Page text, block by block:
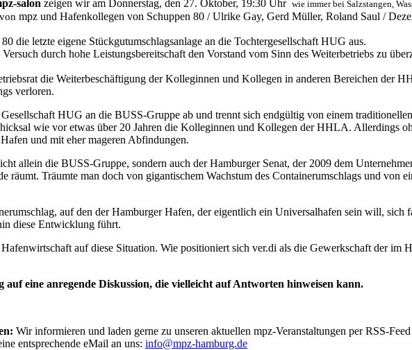
salon zeigen wir am Donnerstag, den 27. Oktober, 19:30 Uhr wie immer bei Salzstangen,
von mpz und Hafenkollegen von Schuppen 80 / Ulrike Gay, Gerd Müller, Roland Saul /
die letzte eigene Stückgutumschlagsanlage an die Tochtergesellschaft HUG aus.
durch hohe Leistungsbereitschaft den Vorstand vom Sinn des Weiterbetriebs zu
die Weiterbeschäftigung der Kolleginnen und Kollegen in anderen Bereichen der
verloren.
HUG an die BUSS-Gruppe ab und trennt sich endgültig von einem
wie vor etwas über 20 Jahren die Kolleginnen und Kollegen der HHLA. Allerdings
und mit eher mageren Abfindungen.
allein die BUSS-Gruppe, sondern auch der Hamburger Senat, der 2009 dem
räumt. Träumte man doch von gigantischem Wachstum des Containerumschlags und von
auf den der Hamburger Hafen, der eigentlich ein Universalhafen sein will, sich
diese Entwicklung führt.
auf diese Situation. Wie positioniert sich ver.di als die Gewerkschaft der im
eine anregende Diskussion, die vielleicht auf Antworten hinweisen kann.
Wir informieren und laden gerne zu unseren aktuellen mpz-Veranstaltungen per RSS-
entsprechende eMail an uns: info@mpz-hamburg.de